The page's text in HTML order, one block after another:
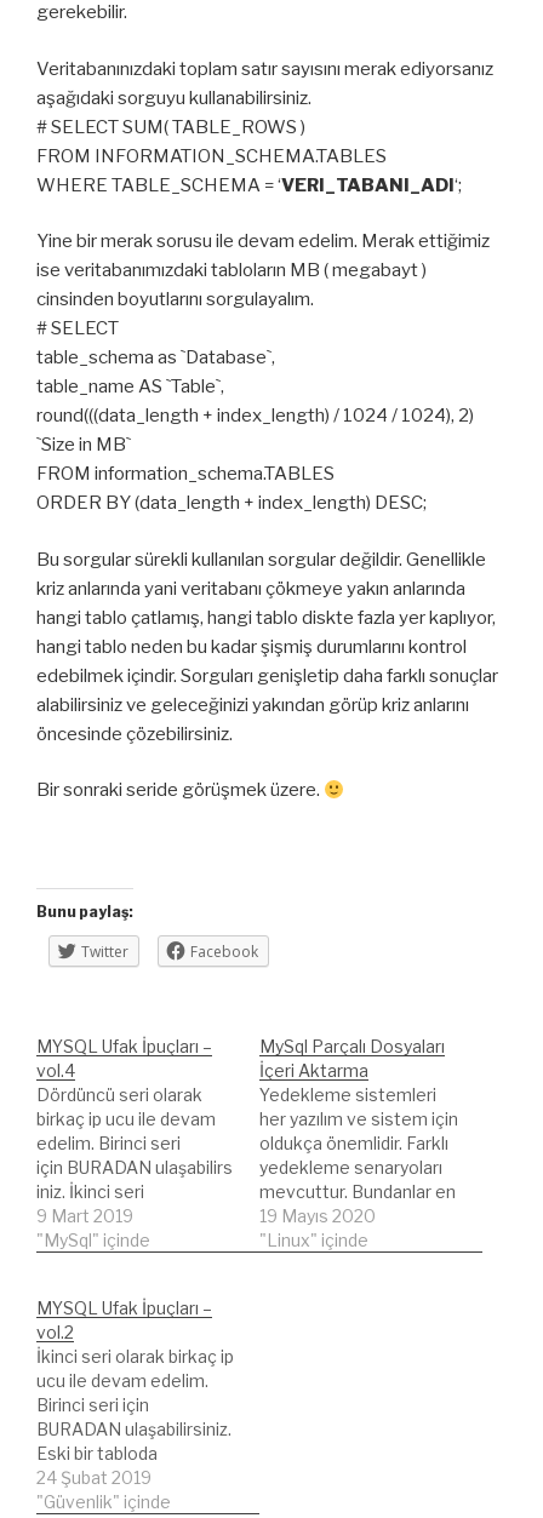
gerekebilir.
Veritabanınızdaki toplam satır sayısını merak ediyorsanız
aşağıdaki sorguyu kullanabilirsiniz.
# SELECT SUM( TABLE_ROWS )
FROM INFORMATION_SCHEMA.TABLES
WHERE TABLE_SCHEMA = ‘VERI_TABANI_ADI‘;
Yine bir merak sorusu ile devam edelim. Merak ettiğimiz
ise veritabanımızdaki tabloların MB ( megabayt )
cinsinden boyutlarını sorgulayalım.
# SELECT
table_schema as `Database`,
table_name AS `Table`,
round(((data_length + index_length) / 1024 / 1024), 2)
`Size in MB`
FROM information_schema.TABLES
ORDER BY (data_length + index_length) DESC;
Bu sorgular sürekli kullanılan sorgular değildir. Genellikle
kriz anlarında yani veritabanı çökmeye yakın anlarında
hangi tablo çatlamış, hangi tablo diskte fazla yer kaplıyor,
hangi tablo neden bu kadar şişmiş durumlarını kontrol
edebilmek içindir. Sorguları genişletip daha farklı sonuçlar
alabilirsiniz ve geleceğinizi yakından görüp kriz anlarını
öncesinde çözebilirsiniz.
Bir sonraki seride görüşmek üzere.
Bunu paylaş:
Twitter Facebook
MYSQL Ufak İpuçları –
vol.4
Dördüncü seri olarak
birkaç ip ucu ile devam
edelim. Birinci seri
için BURADAN ulaşabilirs
iniz. İkinci seri
içi BURADAN ulaşabilirsi
niz. Üçüncü seri için
ve sorguları yazmak
hoşunuza gidiyor ise
seriyi takip etmenizi
öneririm. Çok fazla
değişik sayılmazlar,
Google'da arama
yaparsanız mutlaka
karşınıza çıkacaktır.
MYSQL Veritabanımızda
9 Mart 2019
"MySql" içinde
MySql Parçalı Dosyaları
İçeri Aktarma
Yedekleme sistemleri
her yazılım ve sistem için
oldukça önemlidir. Farklı
yedekleme senaryoları
mevcuttur. Bundanlar en
basit olanı veritabanını
dump etmektir. Diğeri
19 Mayıs 2020
"Linux" içinde
MYSQL Ufak İpuçları –
vol.2
İkinci seri olarak birkaç ip
ucu ile devam edelim.
Birinci seri için
BURADAN ulaşabilirsiniz.
Eski bir tabloda
otomatik ID yok ise
aşağıdaki komut ile
24 Şubat 2019
"Güvenlik" içinde